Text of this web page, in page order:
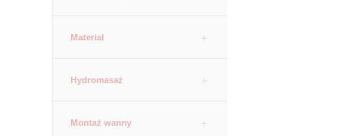
Materiał
Hydromasaż
Montaż wanny